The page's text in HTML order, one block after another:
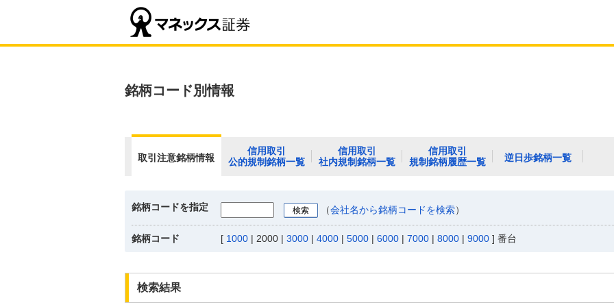
銘柄コード別情報
取引注意銘柄情報
信用取引
公的規制銘柄一覧
信用取引
社内規制銘柄一覧
信用取引
規制銘柄履歴一覧
逆日歩銘柄一覧
銘柄コードを指定 （会社名から銘柄コードを検索）
銘柄コード [ 1000 | 2000 | 3000 | 4000 | 5000 | 6000 | 7000 | 8000 | 9000 ] 番台
検索結果